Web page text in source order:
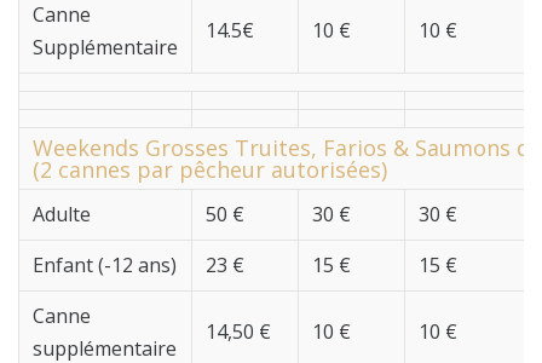
Canne
Supplémentaire
14.5€ 10 € 10 €
Weekends Grosses Truites, Farios & Saumons
(2 cannes par pêcheur autorisées)
Adulte 50 € 30 €
30 €
Enfant (-12 ans)
23 € 15 €
15 €
Canne
supplémentaire
14,50 € 10 € 10 €